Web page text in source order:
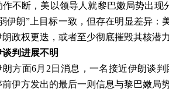
作不断，美以领导人就黎巴嫩局势出现
伊朗” 上目标一致，但存在明显差异
朗政权更迭，或者至少彻底摧毁其核潜
谈判进展不明
朗方面6月 2 日消息，一名接近伊朗谈
前伊方发出的最后一则信息与黎巴嫩局